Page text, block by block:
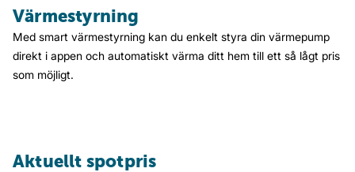
Värmestyrning
Med smart värmestyrning kan du enkelt styra din värmepump
direkt i appen och automatiskt värma ditt hem till ett så lågt pris
som möjligt.
Aktuellt spotpris